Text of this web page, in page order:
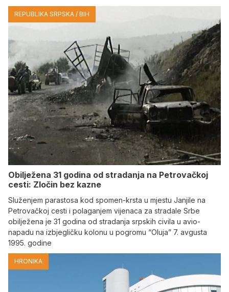
REPUBLIKA SRPSKA / BIH
Obilježena 31 godina od stradanja na Petrovačkoj
cesti: Zločin bez kazne
Služenjem parastosa kod spomen-krsta u mjestu Janjile na
Petrovačkoj cesti i polaganjem vijenaca za stradale Srbe
obilježena je 31 godina od stradanja srpskih civila u avio-
napadu na izbjegličku kolonu u pogromu “Oluja” 7. avgusta
1995. godine
HRONIKA